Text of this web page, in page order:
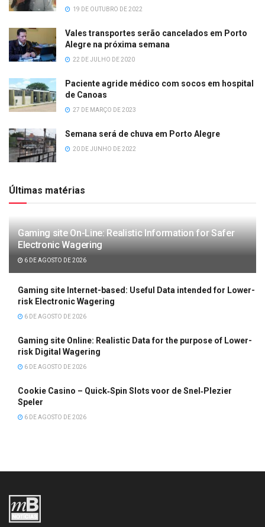
19 DE OUTUBRO DE 2022
Vales transportes serão cancelados em Porto
Alegre na próxima semana
22 DE JULHO DE 2020
Paciente agride médico com socos em hospital
de Canoas
27 DE MARÇO DE 2023
Semana será de chuva em Porto Alegre
20 DE JUNHO DE 2022
Últimas matérias
Gaming site On-Line: Realistic Information for Safer
Electronic Wagering
6 DE AGOSTO DE 2026
Gaming site Internet-based: Useful Data intended for Lower-
risk Electronic Wagering
6 DE AGOSTO DE 2026
Gaming site Online: Realistic Data for the purpose of Lower-
risk Digital Wagering
6 DE AGOSTO DE 2026
Cookie Casino – Quick‑Spin Slots voor de Snel‑Plezier
Speler
6 DE AGOSTO DE 2026